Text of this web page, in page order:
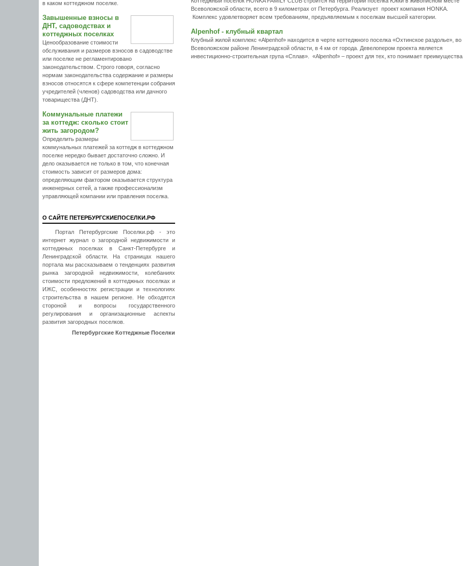
Всеволожской области, всего в 9 километрах от Петербурга. Реализует проект компания HONKA.
Комплекс удовлетворяет всем требованиям, предъявляемым к поселкам высшей категории.
Alpenhof - клубный квартал
Клубный жилой комплекс «Alpenhof» находится в черте коттеджного поселка «Охтинское раздолье», во
Всеволожском районе Ленинградской области, в 4 км от города. Девелопером проекта является
инвестиционно-строительная група «Сплав». «Alpenhof» – проект для тех, кто понимает преимущества.
в каком коттеджном поселке.
Завышенные взносы в
ДНТ, садоводствах и
коттеджных поселках
Ценообразование стоимости
обслуживания и размеров взносов в садоводстве
или поселке не регламентировано
законодательством. Строго говоря, согласно
нормам законодательства содержание и размеры
взносов относятся к сфере компетенции собрания
учредителей (членов) садоводства или дачного
товарищества (ДНТ).
Коммунальные платежи
за коттедж: сколько стоит
жить загородом?
Определить размеры
коммунальных платежей за коттедж в коттеджном
поселке нередко бывает достаточно сложно. И
дело оказывается не только в том, что конечная
стоимость зависит от размеров дома:
определяющим фактором оказывается структура
инженерных сетей, а также профессионализм
управляющей компании или правления поселка.
О САЙТЕ ПЕТЕРБУРГСКИЕПОСЕЛКИ.РФ
Портал Петербургские Поселки.рф - это
интернет журнал о загородной недвижимости и
коттеджных поселках в Санкт-Петербурге и
Ленинградской области. На страницах нашего
портала мы рассказываем о тенденциях развития
рынка загородной недвижимости, колебаниях
стоимости предложений в коттеджных поселках и
ИЖС, особенностях регистрации и технологиях
строительства в нашем регионе. Не обходятся
стороной и вопросы государственного
регулирования и организационные аспекты
развития загородных поселков.
Петербургские Коттеджные Поселки